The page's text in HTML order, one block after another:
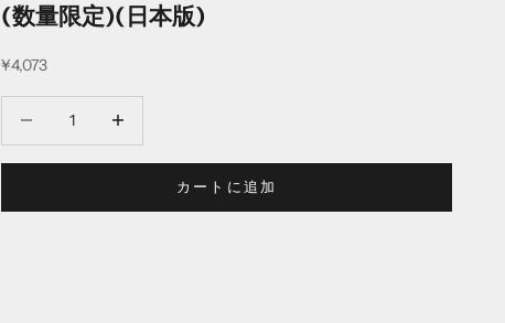
(数量限定)(日本版)
セール価格
¥4,073
カートに追加